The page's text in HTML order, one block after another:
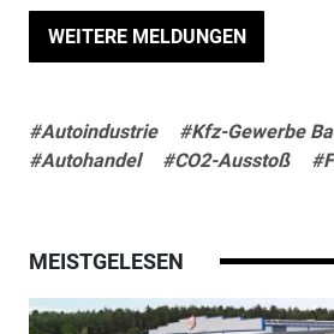
WEITERE MELDUNGEN
#Autoindustrie
#Kfz-Gewerbe
#Autohandel
#CO2-Ausstoß
MEISTGELESEN